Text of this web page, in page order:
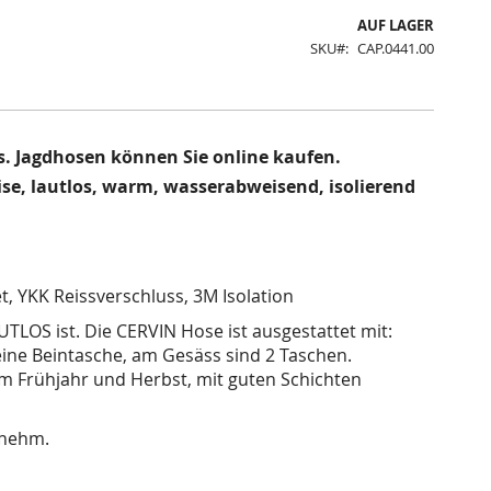
AUF LAGER
SKU
CAP.0441.00
Jagdhosen können Sie online kaufen.
lautlos, warm, wasserabweisend, isolierend
YKK Reissverschluss, 3M Isolation
ist. Die CERVIN Hose ist ausgestattet mit:
Beintasche, am Gesäss sind 2 Taschen.
Frühjahr und Herbst, mit guten Schichten